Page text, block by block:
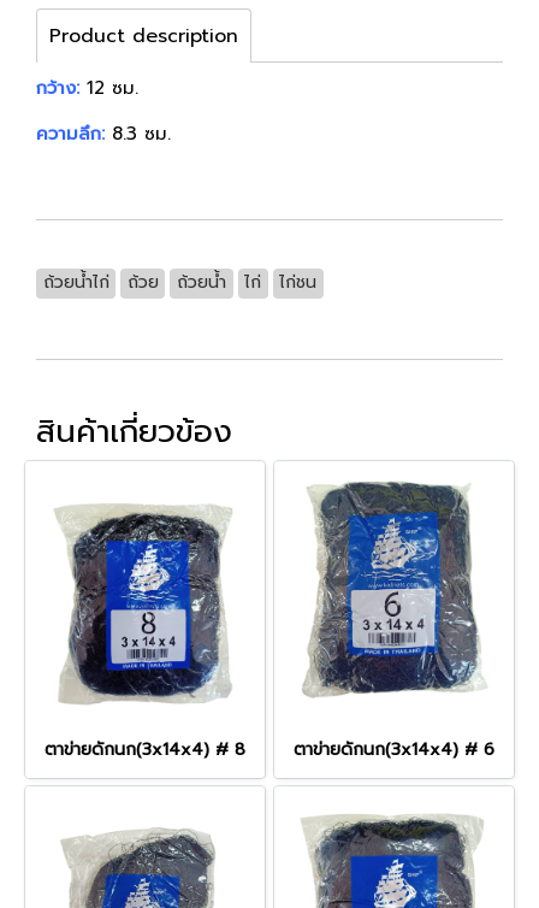
Product description
กว้าง: 12 ซม.
ความลึก: 8.3 ซม.
ถ้วยน้ำไก่ ถ้วย ถ้วยน้ำ ไก่ ไก่ชน
สินค้าเกี่ยวข้อง
ตาข่ายดักนก(3x14x4) # 8 ตาข่ายดักนก(3x14x4) # 6